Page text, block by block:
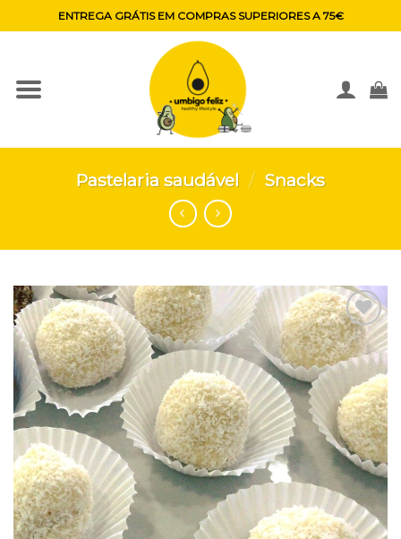
to
ENTREGA GRÁTIS EM COMPRAS SUPERIORES A 75€
Pastelaria saudável / Snacks
Adicionar
aos
favoritos